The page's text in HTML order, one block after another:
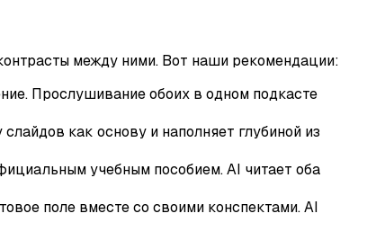
между ними. Вот наши рекомендации:
Прослушивание обоих в одном подкасте
как основу и наполняет глубиной из
учебным пособием. AI читает оба
поле вместе со своими конспектами. AI